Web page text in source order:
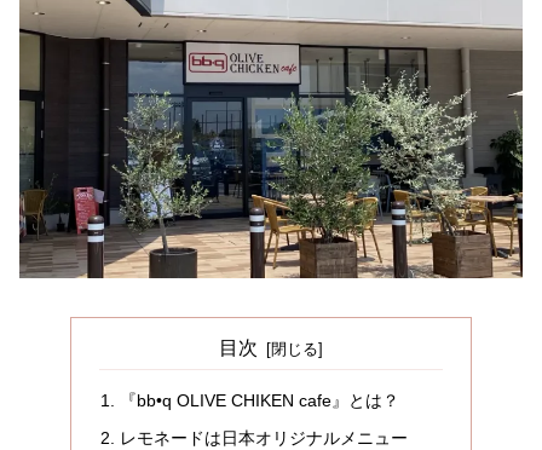
目次
『bb•q OLIVE CHIKEN cafe』とは？
レモネードは日本オリジナルメニュー